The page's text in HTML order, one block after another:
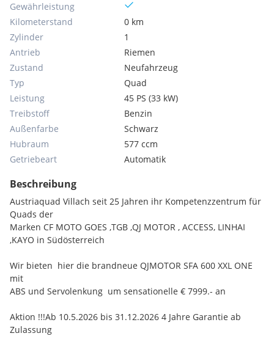
Gewährleistung
Kilometerstand
0 km
Zylinder
1
Antrieb
Riemen
Zustand
Neufahrzeug
Typ
Quad
Leistung
45 PS (33 kW)
Treibstoff
Benzin
Außenfarbe
Schwarz
Hubraum
577 ccm
Getriebeart
Automatik
Beschreibung
Austriaquad Villach seit 25 Jahren ihr Kompetenzzentrum für
Quads der
Marken CF MOTO GOES ,TGB ,QJ MOTOR , ACCESS, LINHAI
,KAYO in Südösterreich
Wir bieten hier die brandneue QJMOTOR SFA 600 XXL ONE
mit
ABS und Servolenkung um sensationelle € 7999.- an
Aktion !!!Ab 10.5.2026 bis 31.12.2026 4 Jahre Garantie ab
Zulassung